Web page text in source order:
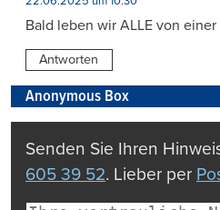
Bald leben wir ALLE von
Antworten
Anonymous Box
Senden Sie Ihren
605 39 52. Lieber per